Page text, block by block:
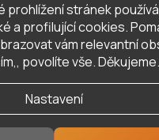
prohlížení stránek
a profilující cookies.
vám relevantní
povolíte vše. Děkujeme.
Nastavení
jsem se seznámil/a se
Úplné znění naleznetezde